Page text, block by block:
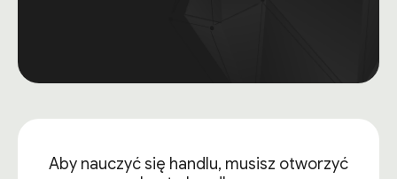
Aby nauczyć się handlu, musisz otworzyć